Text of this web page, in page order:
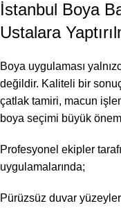
İstanbul Boya
Ustalara
Boya uygulaması
değildir. Kaliteli bir
çatlak tamiri, macun
boya seçimi büyük önem
Profesyonel ekipler
uygulamalarında;
Pürüzsüz duvar